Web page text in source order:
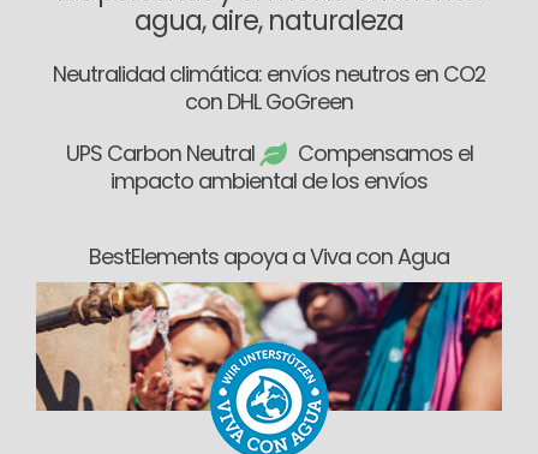
agua, aire, naturaleza
Neutralidad climática: envíos neutros en CO2
con DHL GoGreen
UPS Carbon Neutral
Compensamos el
impacto ambiental de los envíos
BestElements apoya a Viva con Agua